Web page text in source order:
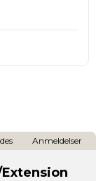
Anmeldelser